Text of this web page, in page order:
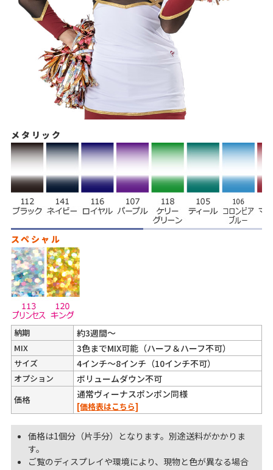
メタリック
スペシャル
納期 約3週間～
MIX 3色までMIX可能（ハーフ＆ハーフ不可）
サイズ 4インチ～8インチ（10インチ不可）
オプション ボリュームダウン不可
価格 通常ヴィーナスポンポン同様
[価格表はこちら]
価格は1個分（片手分）となります。別途送料がかかりま
す。
ご覧のディスプレイや環境により、現物と色が異なる場合